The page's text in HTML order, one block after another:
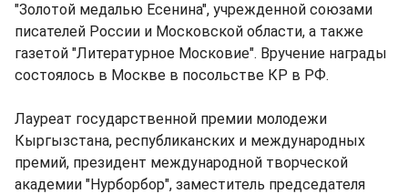
"Золотой медалью Есенина", учрежденной союзами
писателей России и Московской области, а также
газетой "Литературное Московие". Вручение награды
состоялось в Москве в посольстве КР в РФ.
Лауреат государственной премии молодежи
Кыргызстана, республиканских и международных
премий, президент международной творческой
академии "Нурборбор", заместитель председателя